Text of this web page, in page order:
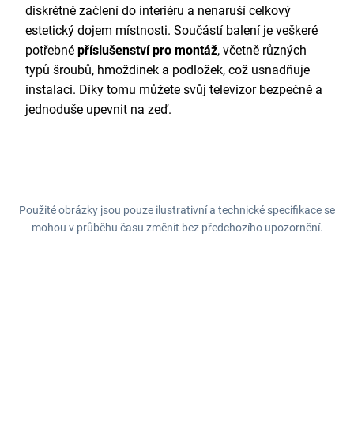
diskrétně začlení do interiéru a nenaruší celkový
estetický dojem místnosti. Součástí balení je veškeré
potřebné příslušenství pro montáž, včetně různých
typů šroubů, hmoždinek a podložek, což usnadňuje
instalaci. Díky tomu můžete svůj televizor bezpečně a
jednoduše upevnit na zeď.
Použité obrázky jsou pouze ilustrativní a technické specifikace se
mohou v průběhu času změnit bez předchozího upozornění.